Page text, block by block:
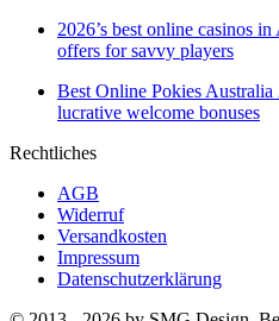
2026’s best online casinos
offers for savvy players
Best Online Pokies
lucrative welcome bonuses
Rechtliches
AGB
Widerruf
Versandkosten
Impressum
Datenschutzerklärung